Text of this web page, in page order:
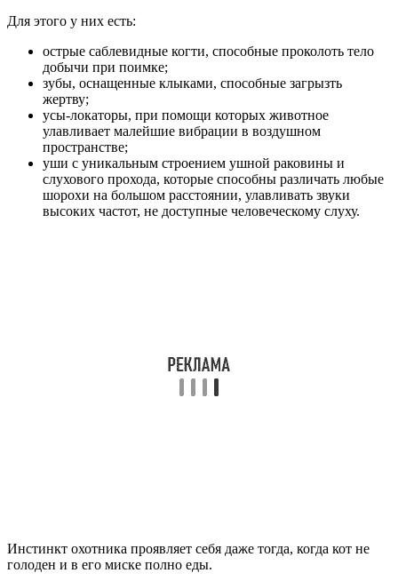
Для этого у них есть:
острые саблевидные когти, способные проколоть тело
добычи при поимке;
зубы, оснащенные клыками, способные загрызть
жертву;
усы-локаторы, при помощи которых животное
улавливает малейшие вибрации в воздушном
пространстве;
уши с уникальным строением ушной раковины и
слухового прохода, которые способны различать любые
шорохи на большом расстоянии, улавливать звуки
высоких частот, не доступные человеческому слуху.
Инстинкт охотника проявляет себя даже тогда, когда кот не
голоден и в его миске полно еды.